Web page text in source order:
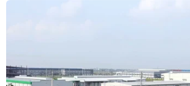
động của Vệ binh Quốc gia